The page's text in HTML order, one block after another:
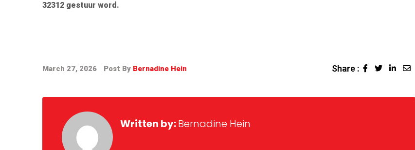
32312 gestuur word.
March 27, 2026 Post By Bernadine Hein Share :
Written by:Bernadine Hein